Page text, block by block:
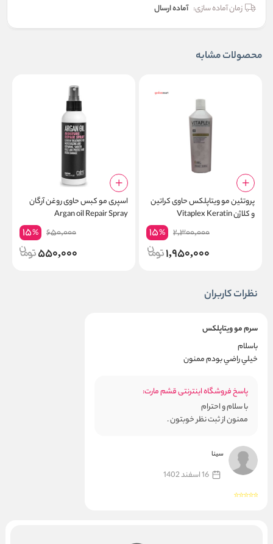
زمان آماده سازی: آماده ارسال
محصولات مشابه
پروتئین مو ویتاپلکس حاوی کراتین
و کلاژن Vitaplex Keratin
2,300,000
15%
1,950,000
اسپری مو کبس حاوی روغن آرگان
Argan oil Repair Spray
650,000
15%
550,000
نظرات کاربران
سرم مو ويتاپلكس
باسلام
خيلي راضي بودم ممنون
پاسخ فروشگاه اینترنتی قشم مارت:
با سلام و احترام
ممنون از ثبت نظر خوبتون .
سینا
16 اسفند 1402